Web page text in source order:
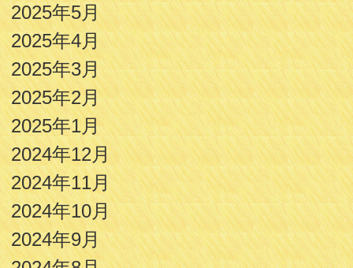
2025年5月
2025年4月
2025年3月
2025年2月
2025年1月
2024年12月
2024年11月
2024年10月
2024年9月